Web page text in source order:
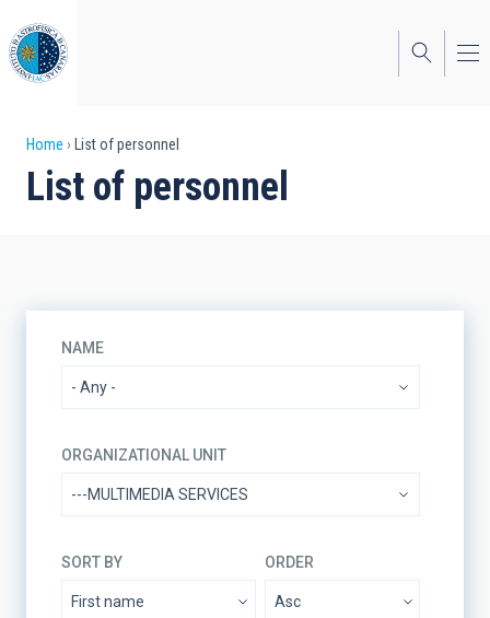
to
main
content
Breadcrumb
Home List of personnel
List of personnel
NAME
ORGANIZATIONAL UNIT
SORT BY ORDER